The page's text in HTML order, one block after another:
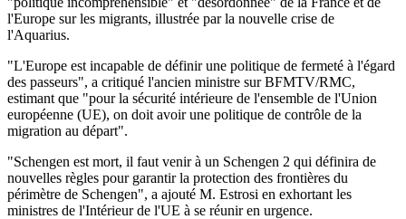
l'Europe sur les migrants, illustrée par la nouvelle crise de
l'Aquarius.
"L'Europe est incapable de définir une politique de fermeté à l'égard
des passeurs", a critiqué l'ancien ministre sur BFMTV/RMC,
estimant que "pour la sécurité intérieure de l'ensemble de l'Union
européenne (UE), on doit avoir une politique de contrôle de la
migration au départ".
"Schengen est mort, il faut venir à un Schengen 2 qui définira de
nouvelles règles pour garantir la protection des frontières du
périmètre de Schengen", a ajouté M. Estrosi en exhortant les
ministres de l'Intérieur de l'UE à se réunir en urgence.